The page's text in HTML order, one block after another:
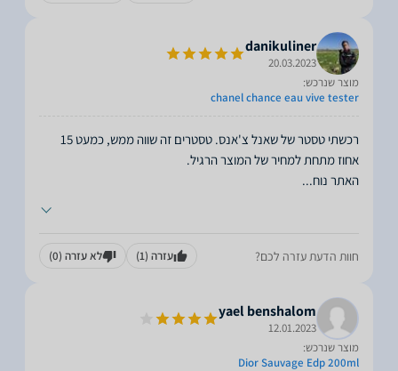
danikuliner
20.03.2023
מוצר שנרכש:
chanel chance eau vive tester
רכשתי טסטר של שאנל צ'אנס. טסטרים זה שווה ממש, כמעט 15
האתר נוח...
חוות הדעת עזרה לכם? עזרה (1) לא עזרה (0)
yael benshalom
12.01.2023
מוצר שנרכש:
Dior Sauvage Edp 200ml